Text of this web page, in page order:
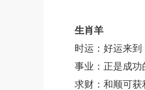
生肖羊
时运：好运来到
事业：正是成功的
求财：和顺可获利